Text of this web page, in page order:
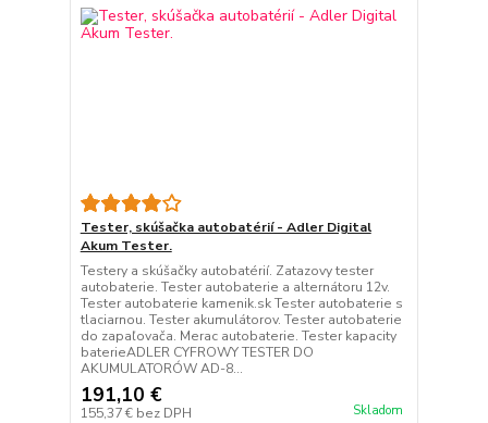
Tester, skúšačka autobatérií - Adler Digital
Akum Tester.
Testery a skúšačky autobatérií. Zatazovy tester
autobaterie. Tester autobaterie a alternátoru 12v.
Tester autobaterie kamenik.sk Tester autobaterie s
tlaciarnou. Tester akumulátorov. Tester autobaterie
do zapaľovača. Merac autobaterie. Tester kapacity
baterieADLER CYFROWY TESTER DO
AKUMULATORÓW AD-8...
191,10 €
155,37 € bez DPH Skladom